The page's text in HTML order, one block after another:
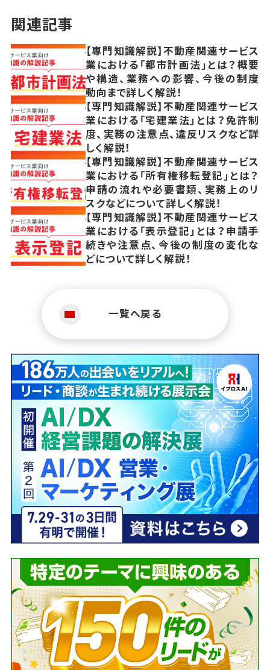
関連記事
【専門知識解説】不動産関連サービス
業における「都市計画法」とは？概要
や構造、業務への影響、今後の制度
動向まで詳しく解説！
【専門知識解説】不動産関連サービス
業における「宅建業法」とは？免許制
度、実務の注意点、違反リスクなど詳
しく解説！
【専門知識解説】不動産関連サービス
業における「所有権移転登記」とは？
申請の流れや必要書類、実務上のリ
スクなどについて詳しく解説！
【専門知識解説】不動産関連サービス
業における「表示登記」とは？申請手
続きや注意点、今後の制度の変化な
どについて詳しく解説！
一覧へ戻る